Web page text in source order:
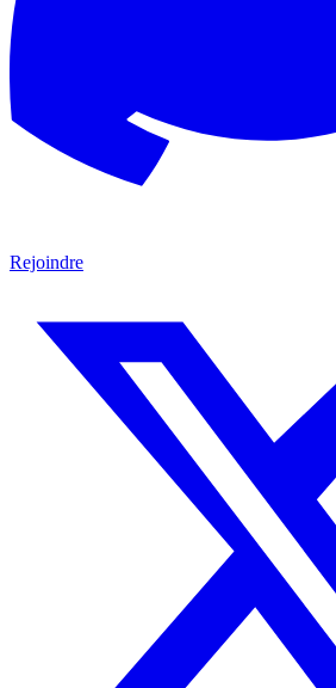
Rejoindre